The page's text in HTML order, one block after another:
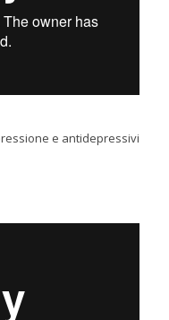
e antidepressivi